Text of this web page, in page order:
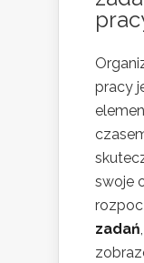
pracy
swoje
zadań